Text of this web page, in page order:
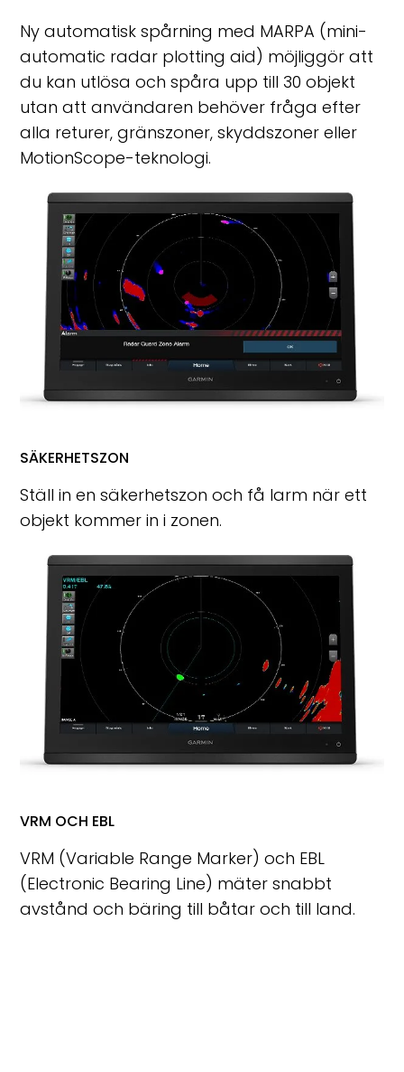
Ny automatisk spårning med MARPA (mini-
automatic radar plotting aid) möjliggör att
du kan utlösa och spåra upp till 30 objekt
utan att användaren behöver fråga efter
alla returer, gränszoner, skyddszoner eller
MotionScope-teknologi.
SÄKERHETSZON
Ställ in en säkerhetszon och få larm när ett
objekt kommer in i zonen.
VRM OCH EBL
VRM (Variable Range Marker) och EBL
(Electronic Bearing Line) mäter snabbt
avstånd och bäring till båtar och till land.